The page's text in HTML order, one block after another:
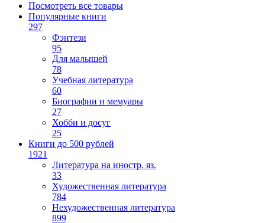
Посмотреть все товары
Популярные книги
297
Фэнтези
95
Для малышей
78
Учебная литература
60
Биографии и мемуары
27
Хобби и досуг
25
Книги до 500 рублей
1921
Литература на иностр. яз.
33
Художественная литература
784
Нехудожественная литература
899